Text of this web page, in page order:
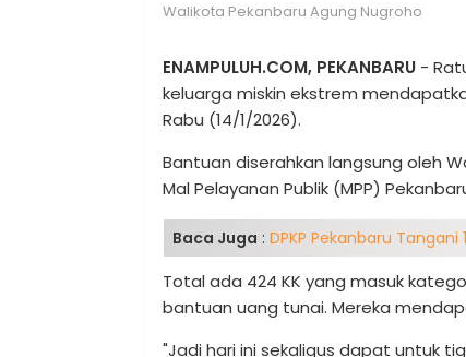
Walikota Pekanbaru Agung Nugroho
ENAMPULUH.COM, PEKANBARU -
keluarga miskin ekstrem
Rabu (14/1/2026).
Bantuan diserahkan langsung oleh
Mal Pelayanan Publik (MPP)
Baca Juga : DPKP Pekanbaru
Total ada 424 KK yang masuk
bantuan uang tunai. Mereka
"Jadi hari ini sekaligus dapat untuk